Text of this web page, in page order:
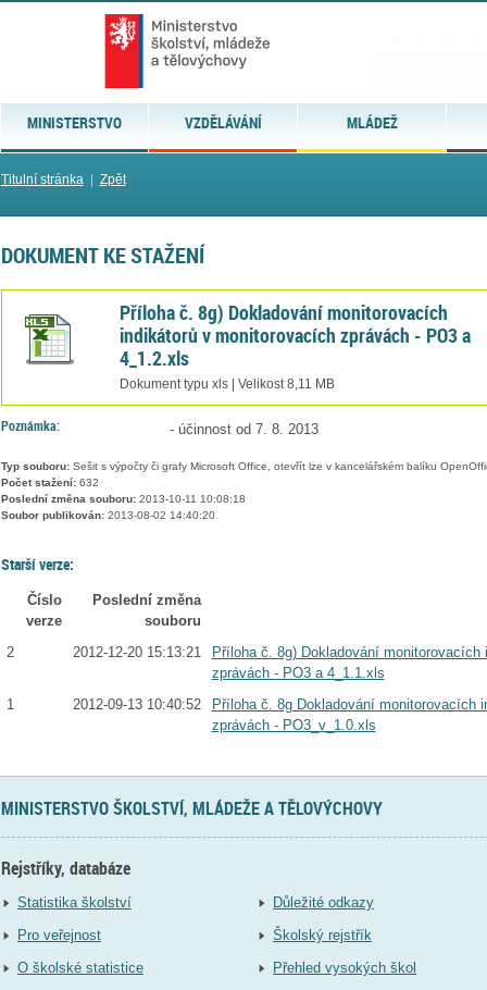
MINISTERSTVO VZDĚLÁVÁNÍ MLÁDEŽ
Titulní stránka| Zpět
DOKUMENT KE STAŽENÍ
Příloha č. 8g) Dokladování monitorovacích
indikátorů v monitorovacích zprávách - PO3 a
4_1.2.xls
Dokument typu xls | Velikost 8,11 MB
Poznámka: - účinnost od 7. 8. 2013
Typ souboru:Sešit s výpočty či grafy Microsoft Office, otevřít lze v kancelářském balíku
Počet stažení:632
Poslední změna souboru:2013-10-11 10:08:18
Soubor publikován:2013-08-02 14:40:20
Starší verze:
Číslo
verze
Poslední změna
souboru
2
2012-12-20 15:13:21
Příloha č. 8g) Dokladování
zprávách - PO3 a 4_1.1.xls
1
2012-09-13 10:40:52
Příloha č. 8g Dokladování monitorovacích
zprávách - PO3_v_1.0.xls
MINISTERSTVO ŠKOLSTVÍ, MLÁDEŽE A TĚLOVÝCHOVY
Rejstříky, databáze
Statistika školství
Pro veřejnost
O školské statistice
Důležité odkazy
Školský rejstřík
Přehled vysokých škol